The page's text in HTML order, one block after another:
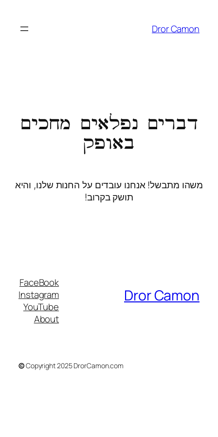
Dror Camon
דברים נפלאים מחכים
באופק
משהו מתבשל! אנחנו עובדים על החנות שלנו, והיא
תושק בקרוב!
Dror Camon
FaceBook
Instagram
YouTube
About
Copyright 2025 DrorCamon.com
©